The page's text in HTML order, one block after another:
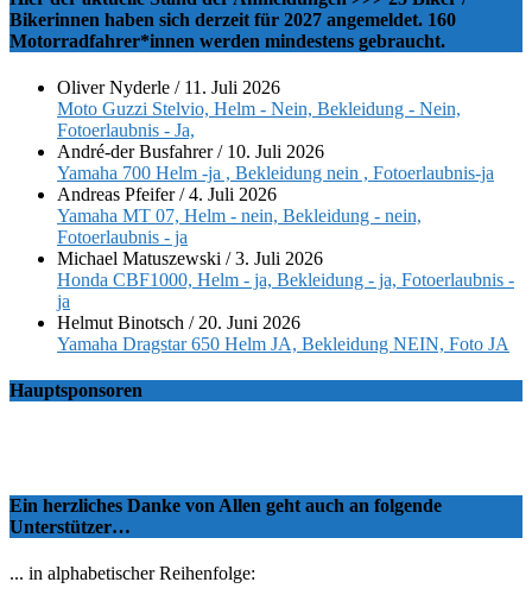
Bikerinnen haben sich derzeit für 2027 angemeldet. 160
Motorradfahrer*innen werden mindestens gebraucht.
Oliver Nyderle / 11. Juli 2026
Moto Guzzi Stelvio, Helm - Nein, Bekleidung - Nein,
Fotoerlaubnis - Ja,
André-der Busfahrer/ 10. Juli 2026
Yamaha 700 Helm -ja , Bekleidung nein , Fotoerlaubnis-ja
Andreas Pfeifer/4. Juli 2026
Yamaha MT 07, Helm - nein, Bekleidung - nein,
Fotoerlaubnis - ja
Michael Matuszewski /3. Juli 2026
Honda CBF1000, Helm - ja, Bekleidung - ja, Fotoerlaubnis -
ja
Helmut Binotsch / 20. Juni 2026
Yamaha Dragstar 650 Helm JA, Bekleidung NEIN, Foto JA
Hauptsponsoren
Ein herzliches Danke von Allen geht auch an folgende
Unterstützer…
... in alphabetischer Reihenfolge: